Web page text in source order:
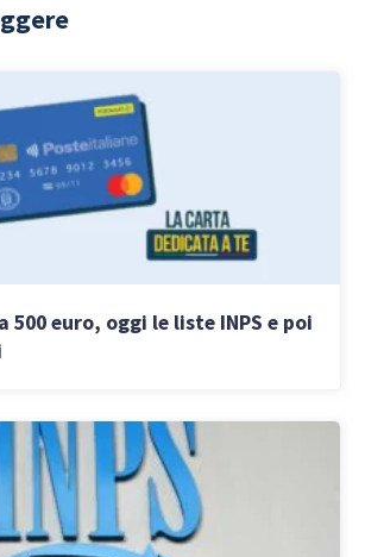
500 euro, oggi le liste INPS e poi